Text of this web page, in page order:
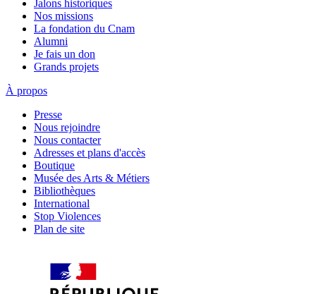
Jalons historiques
Nos missions
La fondation du Cnam
Alumni
Je fais un don
Grands projets
À propos
Presse
Nous rejoindre
Nous contacter
Adresses et plans d'accès
Boutique
Musée des Arts & Métiers
Bibliothèques
International
Stop Violences
Plan de site